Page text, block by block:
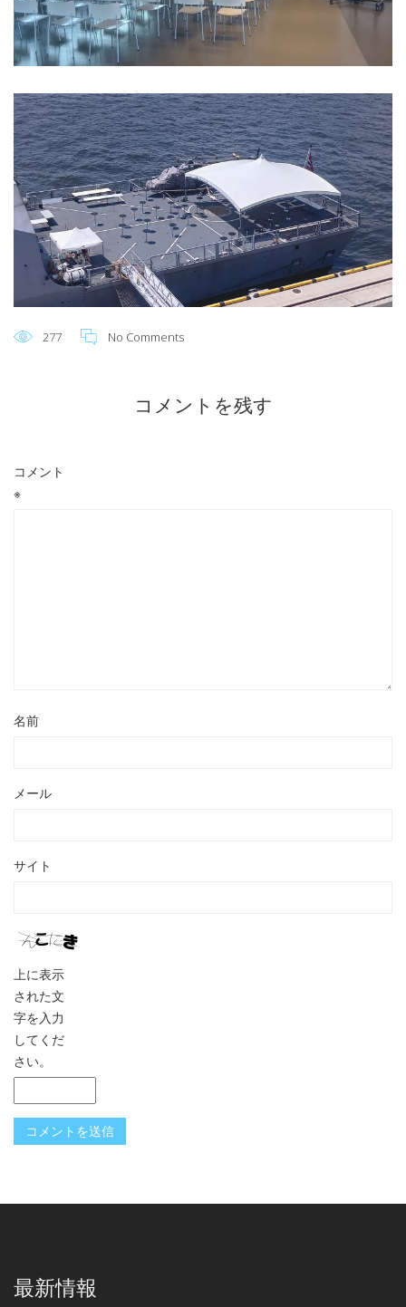
277 No Comments
コメントを残す
コメント
※
名前
メール
サイト
上に表示
された文
字を入力
してくだ
さい。
最新情報